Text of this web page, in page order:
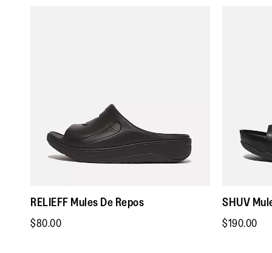
RELIEFF Mules De Repos
$80.00
SHUV
$190.00